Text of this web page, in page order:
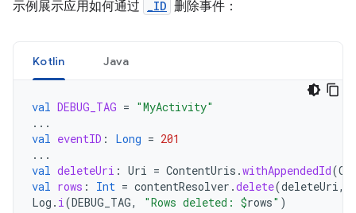
示例展示应用如何通过 _ID 删除事件：
Kotlin Java
val DEBUG_TAG = "MyActivity"
...
val eventID : Long = 201
...
val deleteUri : Uri = ContentUris .withAppendedId(
val rows : Int = contentResolver .delete(deleteUri,
Log . i(DEBUG_TAG, "Rows deleted: $rows" )